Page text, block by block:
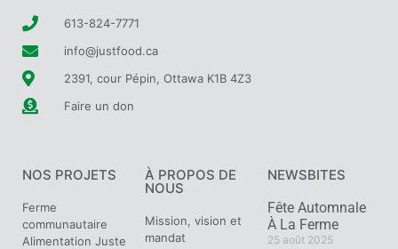
613-824-7771
info@justfood.ca
2391, cour Pépin, Ottawa K1B 4Z3
Faire un don
NOS PROJETS
Ferme
communautaire
Alimentation Juste
À PROPOS DE
NOUS
Mission, vision et
mandat
NEWSBITES
Fête Automnale
À La Ferme
25 août 2025